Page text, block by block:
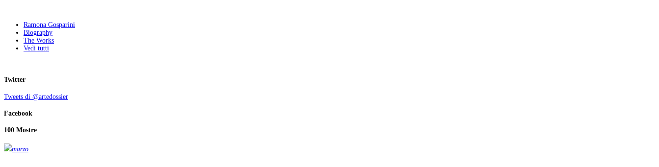
Ramona Gosparini
Biography
The Works
Vedi tutti
Twitter
Tweets di @artedossier
Facebook
100 Mostre
marzo